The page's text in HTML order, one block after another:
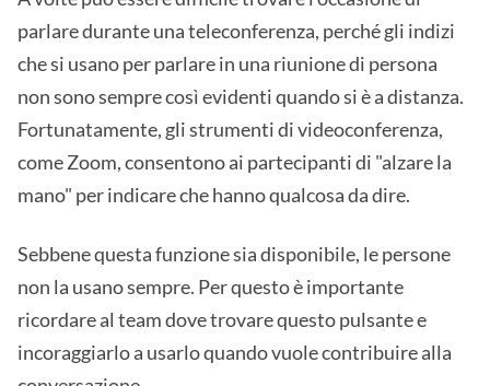
parlare durante una teleconferenza, perché gli indizi
che si usano per parlare in una riunione di persona
non sono sempre così evidenti quando si è a distanza.
Fortunatamente, gli strumenti di videoconferenza,
come Zoom, consentono ai partecipanti di "alzare la
mano" per indicare che hanno qualcosa da dire.
Sebbene questa funzione sia disponibile, le persone
non la usano sempre. Per questo è importante
ricordare al team dove trovare questo pulsante e
incoraggiarlo a usarlo quando vuole contribuire alla